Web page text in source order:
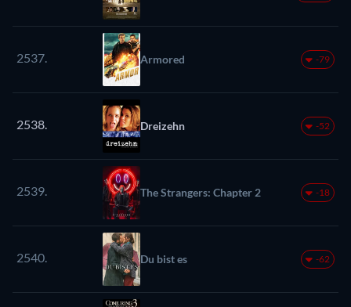
2537. Armored -79
2538. Dreizehn -52
2539. The Strangers: Chapter 2 -18
2540. Du bist es -62